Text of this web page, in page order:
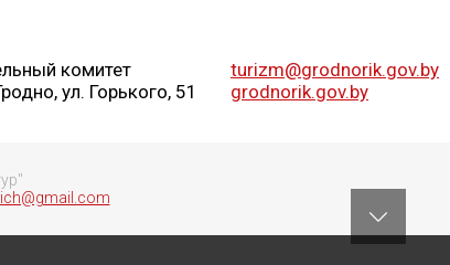
комитет
ул. Горького, 51
turizm@grodnorik.gov.by
grodnorik.gov.by